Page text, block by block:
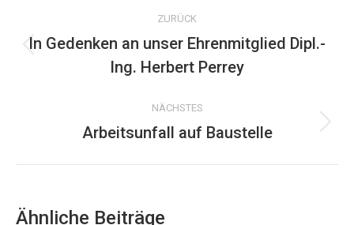
Kommentarnavigation
ZURÜCK
Beitrag:
In Gedenken an unser Ehrenmitglied Dipl.-
Ing. Herbert Perrey
NÄCHSTES
Nächster
Arbeitsunfall auf Baustelle
Ähnliche Beiträge